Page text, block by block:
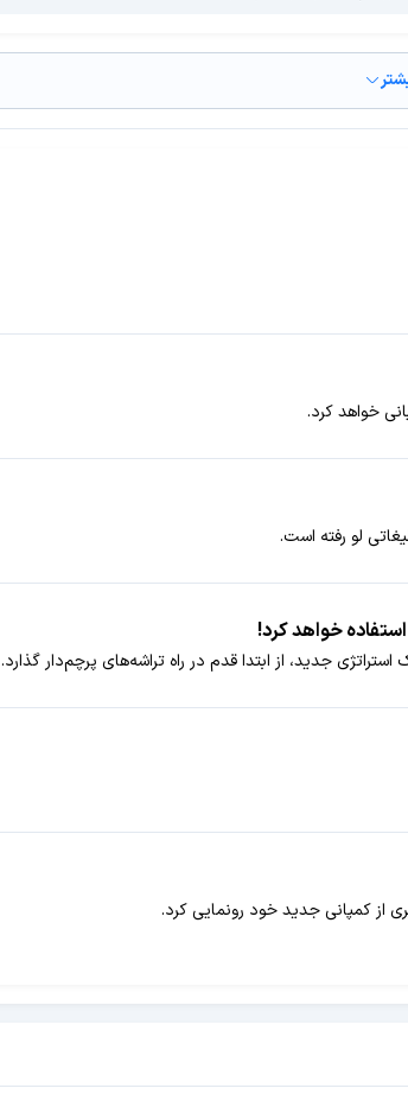
جدید، از ابتدا قدم در راه تراشه‌های پرچم‌دار گذارد.
از کمپانی جدید خود رونمایی کرد.